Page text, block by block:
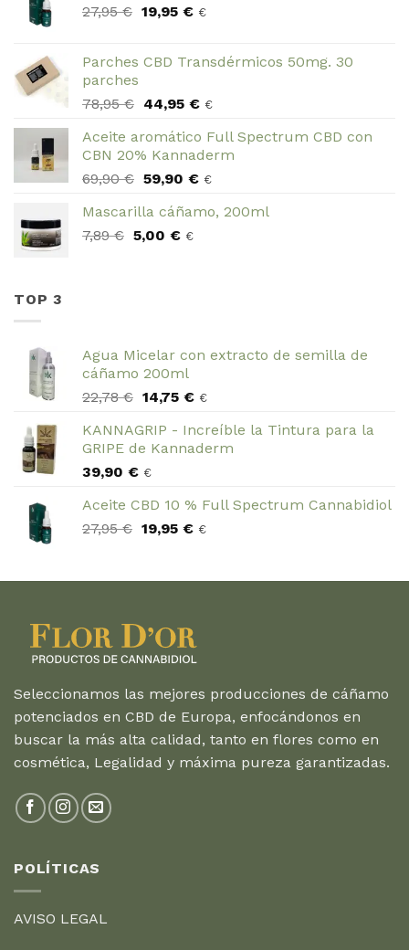
27,95€ El
era:
19,95 €El
es:
€
Parches CBD Transdérmicos 50mg. 30
parches
78,95€ El
original
era:
78,95 €.
44,95 €El
actual
es:
44,95 €.
€
Aceite aromático Full Spectrum CBD con
CBN 20% Kannaderm
69,90€ El
original
era:
59,90 €El
actual
€
Mascarilla cáñamo, 200ml
7,89€ El
5,00 €El
€
TOP 3
Agua Micelar con extracto de semilla de
cáñamo 200ml
22,78€ El
original
era:
22,78 €.
14,75 €El
actual
es:
€
KANNAGRIP - Increíble la Tintura para la
GRIPE de Kannaderm
39,90 € €
Aceite CBD 10 % Full Spectrum Cannabidiol
27,95€ El
era:
19,95 €El
es:
€
Seleccionamos las mejores producciones de cáñamo
potenciados en CBD de Europa, enfocándonos en
buscar la más alta calidad, tanto en flores como en
cosmética, Legalidad y máxima pureza garantizadas.
POLÍTICAS
AVISO LEGAL